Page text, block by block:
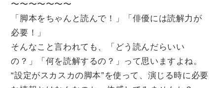
〜〜〜〜〜〜〜
「脚本をちゃんと読んで！」「俳優には読解力が
必要！」
そんなこと言われても、「どう読んだらいい
の？」「何を読解するの？」って思いますよね。
“設定がスカスカの脚本”を使って、演じる時に必要